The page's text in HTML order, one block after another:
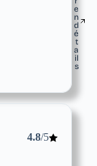
e
n
d
é
t
a
il
s
4.8/5